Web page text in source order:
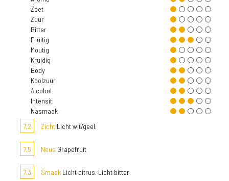
Zoet
Zuur
Bitter
Fruitig
Moutig
Kruidig
Body
Koolzuur
Alcohol
Intensit.
Nasmaak
7,2
Zicht Licht wit/geel.
7,5 Neus Grapefruit
7,3 Smaak Licht citrus. Licht bitter.